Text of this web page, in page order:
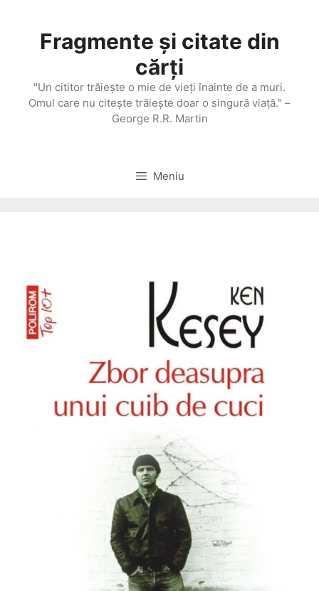
conținutFragmente și citate din
cărți
"Un cititor trăieşte o mie de vieţi înainte de a muri.
Omul care nu citeşte trăieşte doar o singură viaţă." –
George R.R. Martin
Meniu